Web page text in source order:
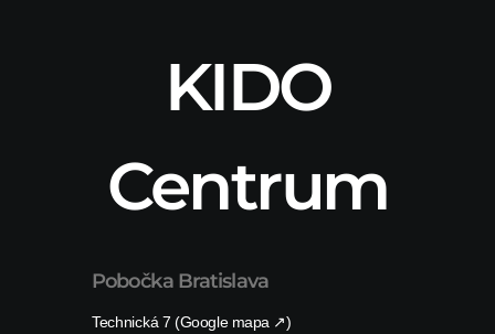
KIDO
Centrum
Pobočka Bratislava
Technická 7 (Google mapa ↗)